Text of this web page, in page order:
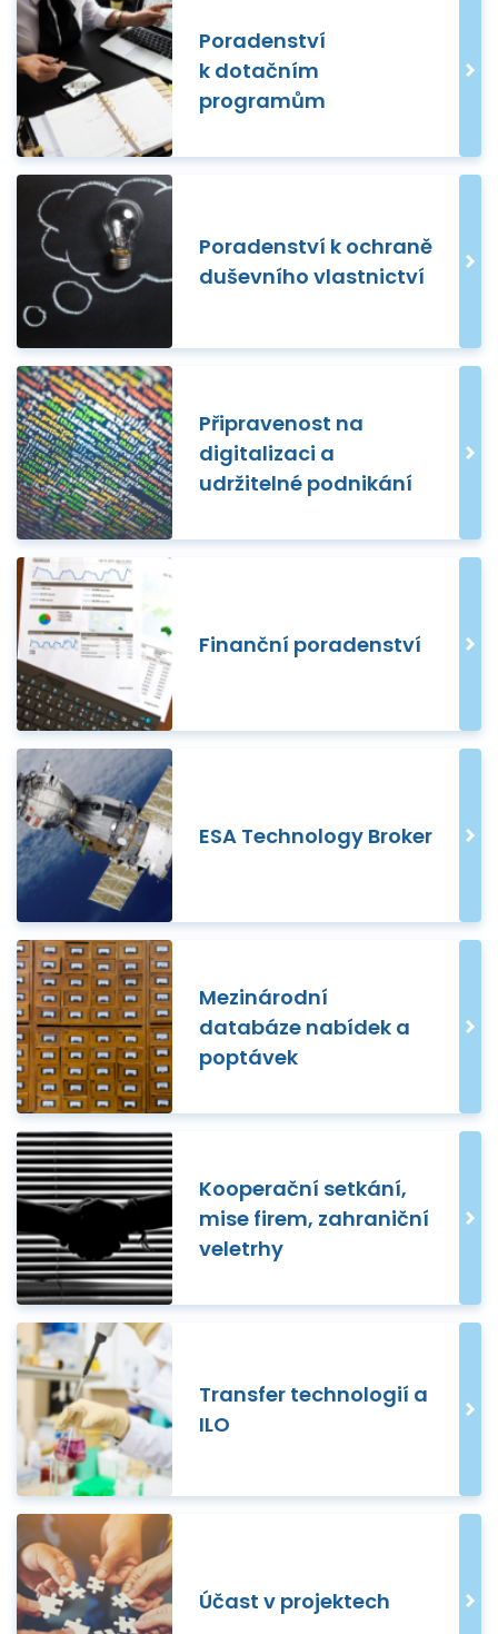
Poradenství
k dotačním
programům
Poradenství k ochraně
duševního vlastnictví
Připravenost na
digitalizaci a
udržitelné podnikání
Finanční poradenství
ESA Technology Broker
Mezinárodní
databáze nabídek a
poptávek
Kooperační setkání,
mise firem, zahraniční
veletrhy
Transfer technologií a
ILO
Účast v projektech